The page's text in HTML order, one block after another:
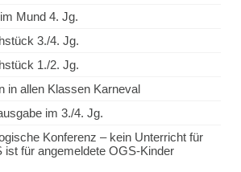
Mund 4. Jg.
3./4. Jg.
1./2. Jg.
in allen Klassen Karneval
im 3./4. Jg.
Konferenz – kein Unterricht für
ist für angemeldete OGS-Kinder